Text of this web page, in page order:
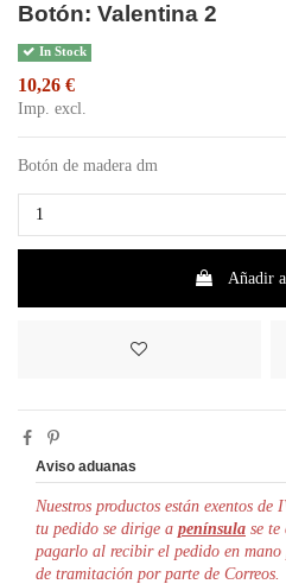
Botón: Valentina 2
In Stock
10,26 €
Imp. excl.
Botón de madera dm
Añadir
Aviso aduanas
Nuestros productos están exentos
tu pedido se dirige a península se te
pagarlo al recibir el pedido en mano
de tramitación por parte de Correos.